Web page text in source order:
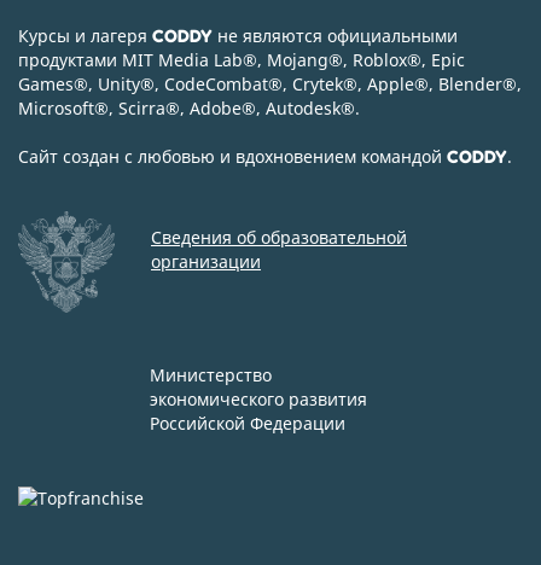
Курсы и лагеря CODDY не являются официальными
продуктами MIT Media Lab®, Mojang®, Roblox®, Epic
Games®, Unity®, CodeСombat®, Crytek®, Apple®, Blender®,
Microsoft®, Scirra®, Adobe®, Autodesk®.
Сайт создан с любовью и вдохновением командой CODDY.
Сведения об образовательной
организации
Министерство
экономического развития
Российской Федерации